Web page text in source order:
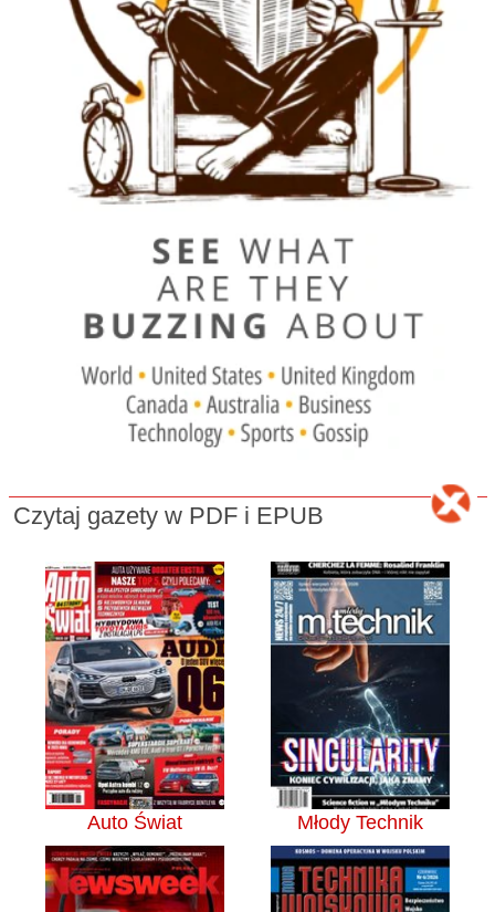
Czytaj gazety w PDF i EPUB
Auto Świat Młody Technik